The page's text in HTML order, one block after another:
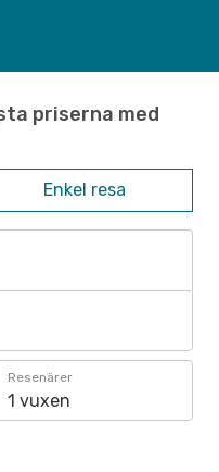
priserna med
Enkel resa
Resenärer
1 vuxen